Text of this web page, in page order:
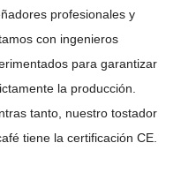
profesionales y
con ingenieros
para garantizar
la producción.
tanto, nuestro tostador
tiene la certificación CE.